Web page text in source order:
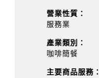
營業性質：
服務業
產業類別：
咖啡簡餐
主要商品服務：